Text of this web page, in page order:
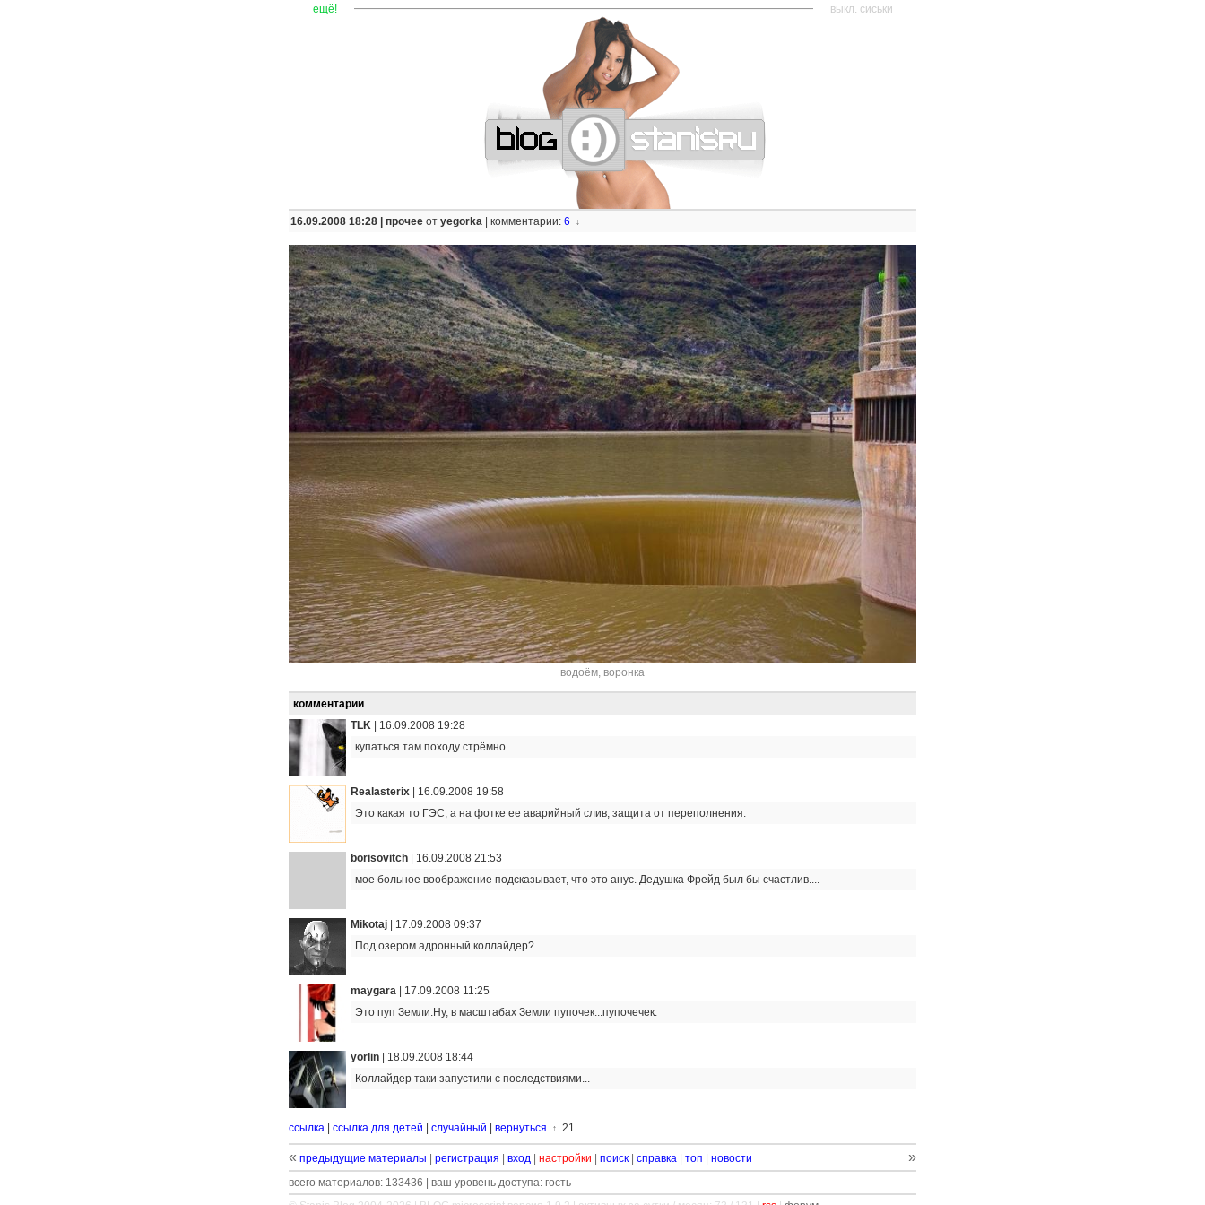
ещё! ———————————————————————————————— выкл. сиськи
16.09.2008 18:28 | прочее от yegorka комментарии: 6 ↓
водоём, воронка
комментарии
TLK
16.09.2008 19:28
купаться там походу стрёмно
Realasterix
16.09.2008 19:58
Это какая то ГЭС, а на фотке ее аварийный слив, защита от переполнения.
borisovitch
16.09.2008 21:53
мое больное воображение подсказывает, что это анус. Дедушка Фрейд был бы счастлив....
Mikotaj
17.09.2008 09:37
Под озером адронный коллайдер?
maygara
17.09.2008 11:25
Это пуп Земли.Ну, в масштабах Земли пупочек...пупочечек.
yorlin
18.09.2008 18:44
Коллайдер таки запустили с последствиями...
ссылка ссылка для детей случайный вернуться ↑ 21
« предыдущие материалы регистрация вход настройки поиск справка топ новости »
всего материалов: 133436 | ваш уровень доступа: гость